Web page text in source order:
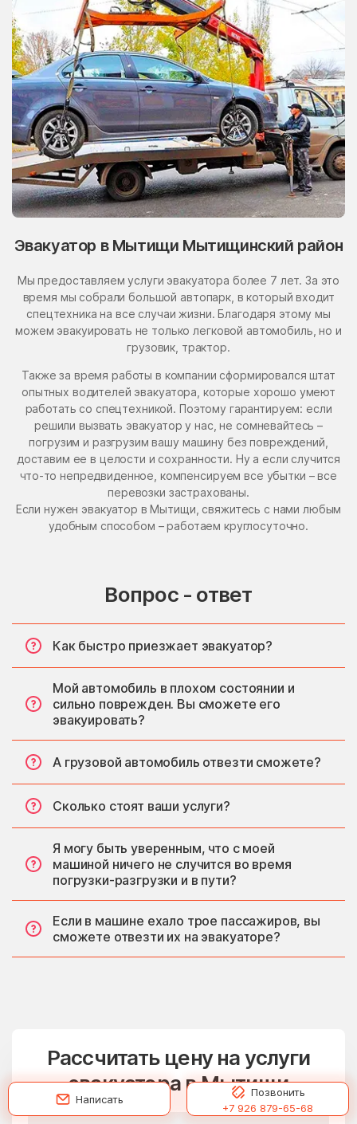
Эвакуатор в Мытищи Мытищинский район
Мы предоставляем услуги эвакуатора более 7 лет. За это
время мы собрали большой автопарк, в который входит
спецтехника на все случаи жизни. Благодаря этому мы
можем эвакуировать не только легковой автомобиль, но и
грузовик, трактор.
Также за время работы в компании сформировался штат
опытных водителей эвакуатора, которые хорошо умеют
работать со спецтехникой. Поэтому гарантируем: если
решили вызвать эвакуатор у нас, не сомневайтесь –
погрузим и разгрузим вашу машину без повреждений,
доставим ее в целости и сохранности. Ну а если случится
что-то непредвиденное, компенсируем все убытки – все
перевозки застрахованы.
Если нужен эвакуатор в Мытищи, свяжитесь с нами любым
удобным способом – работаем круглосуточно.
Вопрос - ответ
Как быстро приезжает эвакуатор?
Мой автомобиль в плохом состоянии и
сильно поврежден. Вы сможете его
эвакуировать?
А грузовой автомобиль отвезти сможете?
Сколько стоят ваши услуги?
Я могу быть уверенным, что с моей
машиной ничего не случится во время
погрузки-разгрузки и в пути?
Если в машине ехало трое пассажиров, вы
сможете отвезти их на эвакуаторе?
Рассчитать цену на услуги
эвакуатора в Мытищи
Написать
Позвонить
+7 926 879-65-68